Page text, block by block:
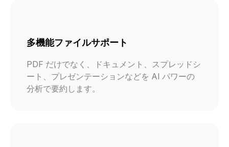
多機能ファイルサポート
PDF だけでなく、ドキュメント、スプレッドシ
ート、プレゼンテーションなどを AI パワーの
分析で要約します。